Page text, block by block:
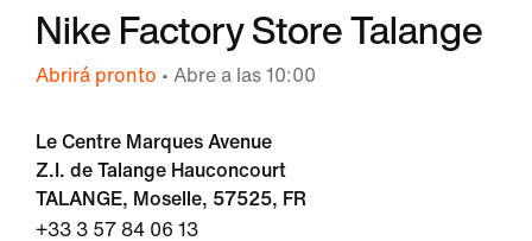
Nike Factory Store Talange
Abrirá pronto • Abre a las 10:00
Le Centre Marques Avenue
Z.I. de Talange Hauconcourt
TALANGE, Moselle, 57525, FR
+33 3 57 84 06 13